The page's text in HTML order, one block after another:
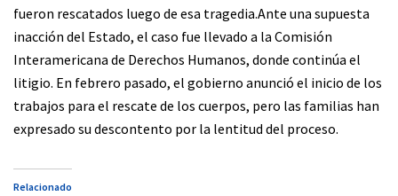
fueron rescatados luego de esa tragedia.Ante una supuesta
inacción del Estado, el caso fue llevado a la Comisión
Interamericana de Derechos Humanos, donde continúa el
litigio. En febrero pasado, el gobierno anunció el inicio de los
trabajos para el rescate de los cuerpos, pero las familias han
expresado su descontento por la lentitud del proceso.
Relacionado